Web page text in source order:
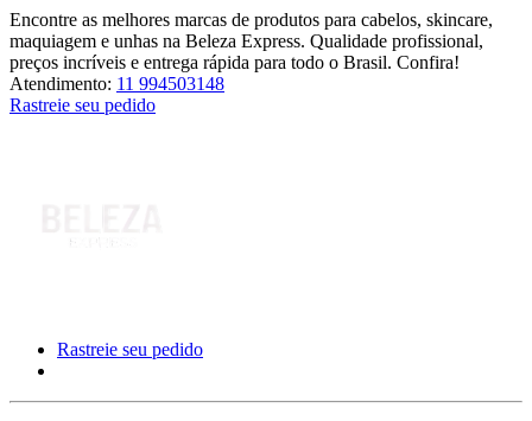
Encontre as melhores marcas de produtos para cabelos, skincare,
maquiagem e unhas na Beleza Express. Qualidade profissional,
preços incríveis e entrega rápida para todo o Brasil. Confira!
Atendimento: 11 994503148
Rastreie seu pedido
Rastreie seu pedido